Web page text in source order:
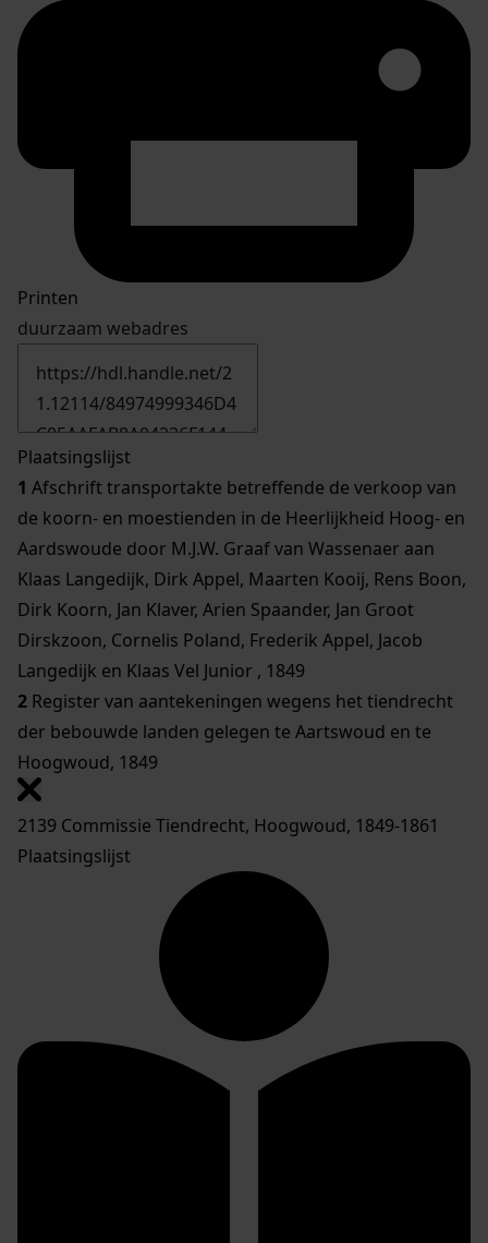
Printen
duurzaam webadres
Plaatsingslijst
1 Afschrift transportakte betreffende de verkoop van
de koorn- en moestienden in de Heerlijkheid Hoog- en
Aardswoude door M.J.W. Graaf van Wassenaer aan
Klaas Langedijk, Dirk Appel, Maarten Kooij, Rens Boon,
Dirk Koorn, Jan Klaver, Arien Spaander, Jan Groot
Dirskzoon, Cornelis Poland, Frederik Appel, Jacob
Langedijk en Klaas Vel Junior , 1849
2 Register van aantekeningen wegens het tiendrecht
der bebouwde landen gelegen te Aartswoud en te
Hoogwoud, 1849
2139 Commissie Tiendrecht, Hoogwoud, 1849-1861
Plaatsingslijst